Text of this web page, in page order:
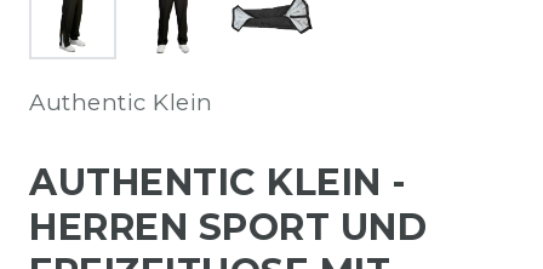
Authentic Klein
AUTHENTIC KLEIN -
HERREN SPORT UND